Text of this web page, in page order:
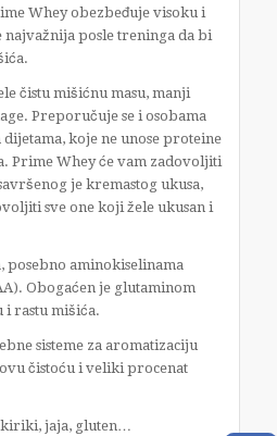
Whey obezbeđuje visoku i
posle treninga da bi
čistu mišićnu masu, manji
Preporučuje se i osobama
koje ne unose proteine
Prime Whey će vam zadovoljiti
je kremastog ukusa,
sve one koji žele ukusan i
posebno aminokiselinama
Obogaćen je glutaminom
rastu mišića.
sisteme za aromatizaciju
čistoću i veliki procenat
jaja, gluten…